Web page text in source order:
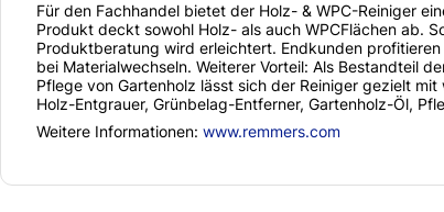
Für den Fachhandel bietet der Holz- & WPC-Reiniger
Produkt deckt sowohl Holz- als auch WPCFlächen ab.
Produktberatung wird erleichtert. Endkunden
bei Materialwechseln. Weiterer Vorteil: Als Bestandteil
Pflege von Gartenholz lässt sich der Reiniger gezielt
Holz-Entgrauer, Grünbelag-Entferner, Gartenholz-Öl,
Weitere Informationen: www.remmers.com